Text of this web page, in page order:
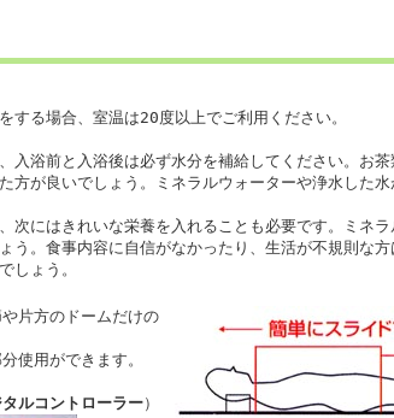
する場合、室温は20度以上でご利用ください。
入浴前と入浴後は必ず水分を補給してください。お
方が良いでしょう。ミネラルウォーターや浄水した水
次にはきれいな栄養を入れることも必要です。ミネ
う。食事内容に自信がなかったり、生活が不規則な方
しょう。
片方のドームだけの
使用ができます。
ルコントローラー）